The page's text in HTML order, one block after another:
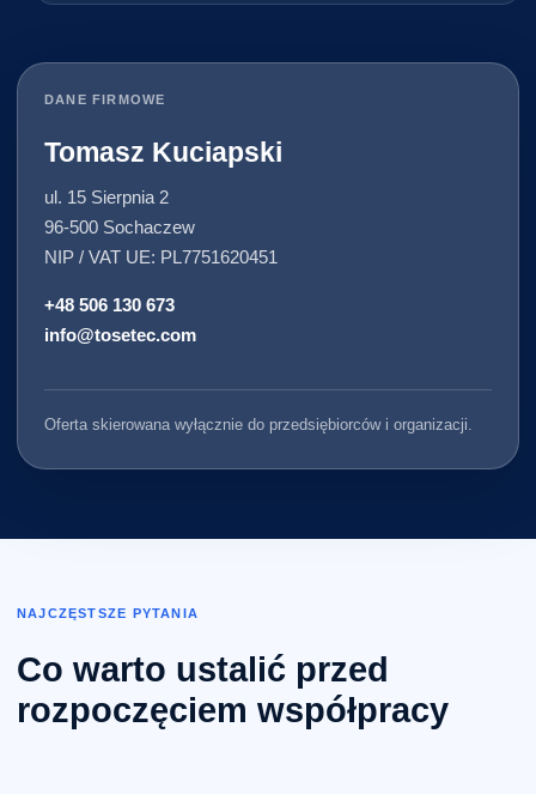
DANE FIRMOWE
Tomasz Kuciapski
ul. 15 Sierpnia 2
96-500 Sochaczew
NIP / VAT UE: PL7751620451
+48 506 130 673
info@tosetec.com
Oferta skierowana wyłącznie do przedsiębiorców i organizacji.
NAJCZĘSTSZE PYTANIA
Co warto ustalić przed
rozpoczęciem współpracy